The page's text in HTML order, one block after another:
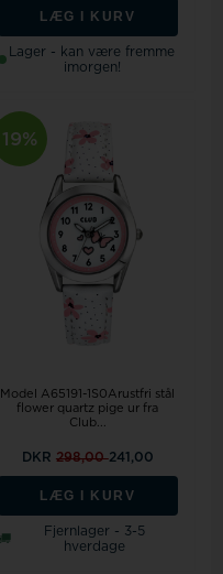
LÆG I KURV
Lager - kan være fremme
imorgen!
19%
Model A65191-1S0Arustfri stål
flower quartz pige ur fra
Club...
DKR 298,00241,00
LÆG I KURV
Fjernlager - 3-5
hverdage